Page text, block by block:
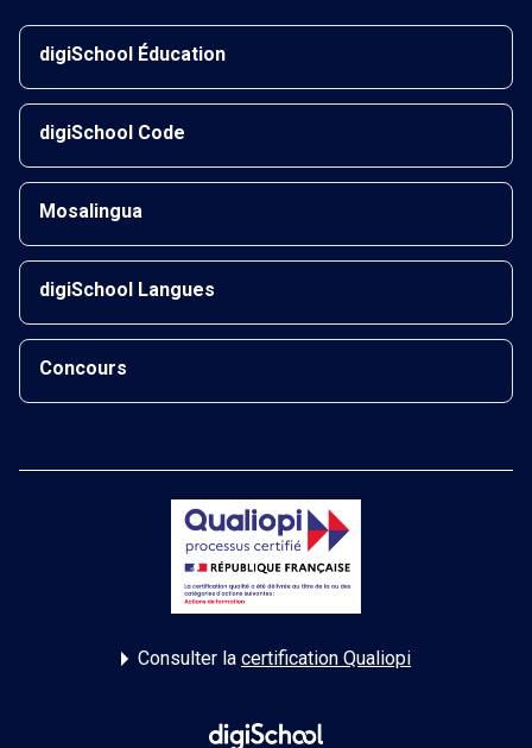
digiSchool Éducation
digiSchool Code
Mosalingua
digiSchool Langues
Concours
Consulter la certification Qualiopi